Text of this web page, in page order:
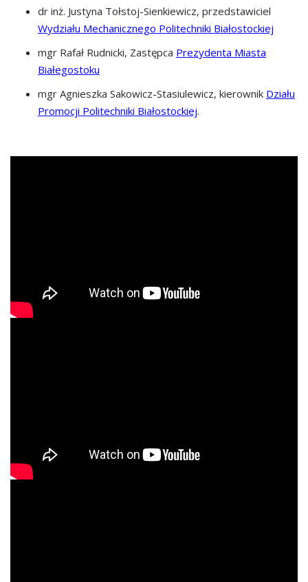
dr inż. Justyna Tołstoj-Sienkiewicz, przedstawiciel
Wydziału Mechanicznego Politechniki Białostockiej
mgr Rafał Rudnicki, Zastępca Prezydenta Miasta
Białegostoku
mgr Agnieszka Sakowicz-Stasiulewicz, kierownik Działu
Promocji Politechniki Białostockiej.